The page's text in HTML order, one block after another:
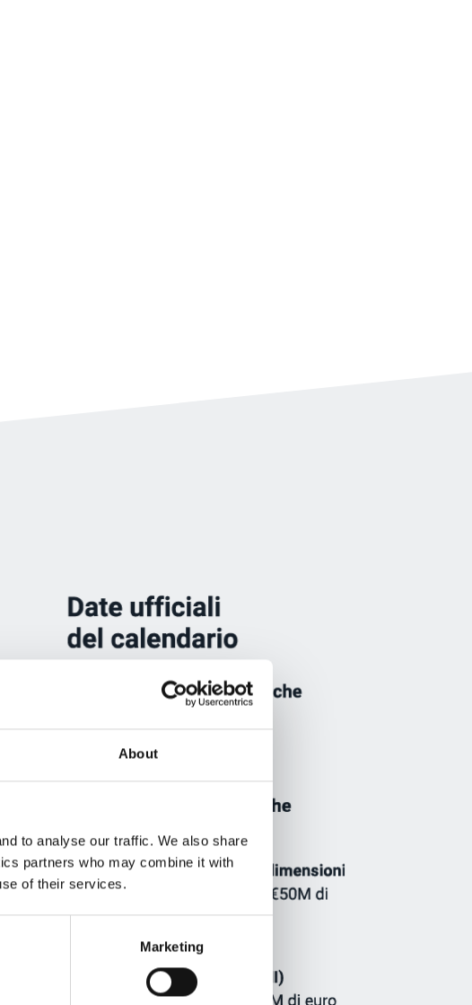
About
to analyse our traffic. We also share
partners who may combine it with
of their services.
Marketing